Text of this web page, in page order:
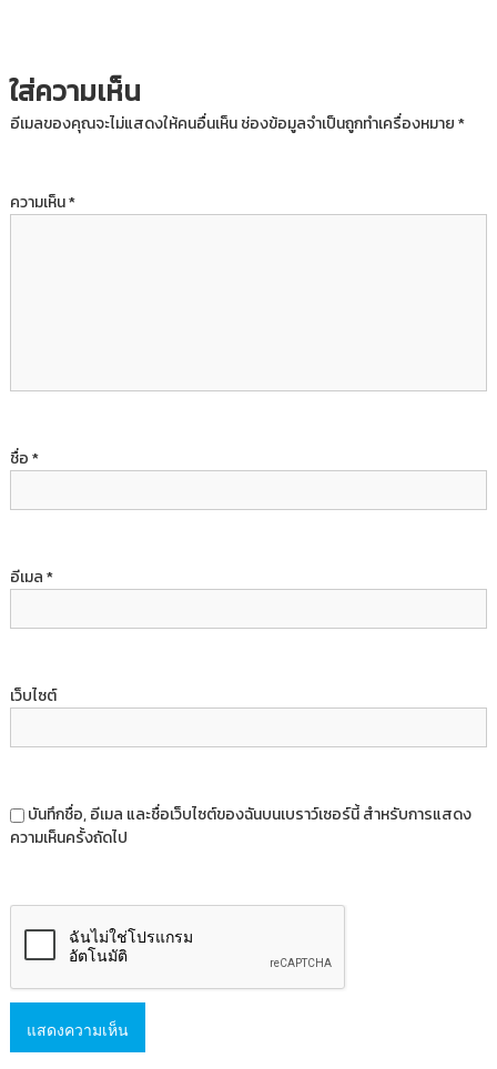
ใส่ความเห็น
อีเมลของคุณจะไม่แสดงให้คนอื่นเห็นช่องข้อมูลจำเป็นถูกทำเครื่องหมาย*
ความเห็น*
ชื่อ*
อีเมล*
เว็บไซต์
บันทึกชื่อ, อีเมล และชื่อเว็บไซต์ของฉันบนเบราว์เซอร์นี้ สำหรับการแสดง
ความเห็นครั้งถัดไป